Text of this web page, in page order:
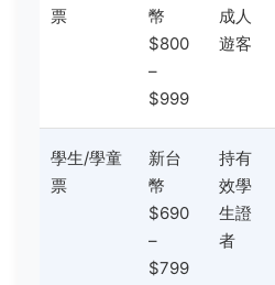
票
幣
$800
–
$999
成人
遊客
學生/學童
票
新台
幣
$690
–
$799
持有
效學
生證
者